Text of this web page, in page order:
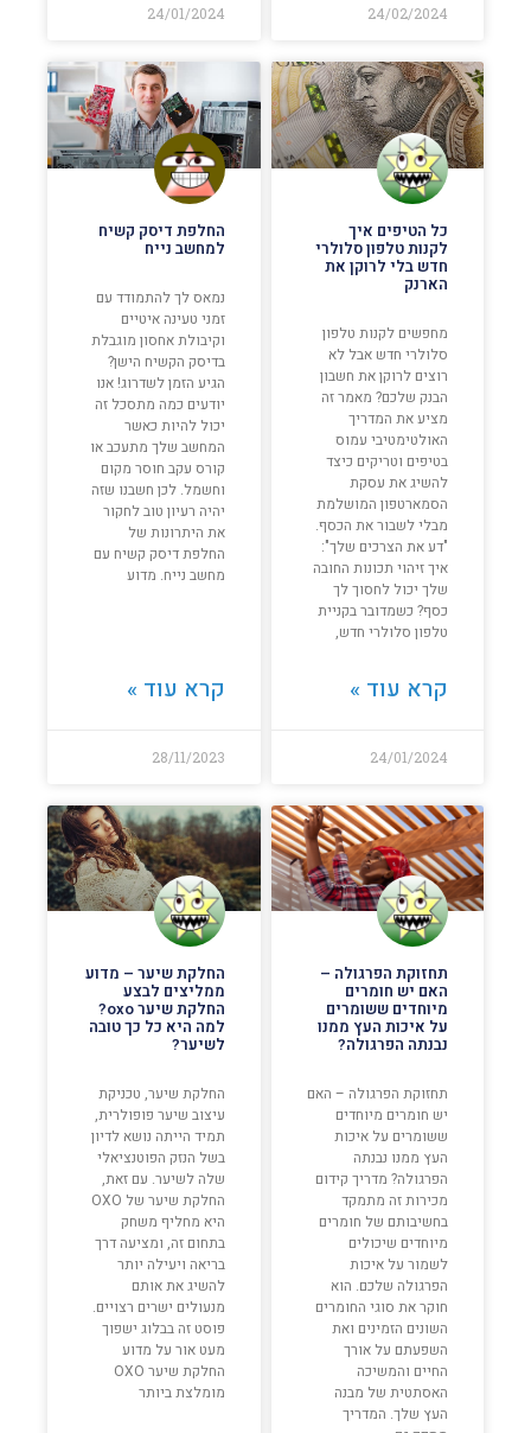
24/02/2024
24/01/2024
כל הטיפים איך
לקנות טלפון סלולרי
חדש בלי לרוקן את
הארנק
מחפשים לקנות טלפון
סלולרי חדש אבל לא
רוצים לרוקן את חשבון
הבנק שלכם? מאמר זה
מציע את המדריך
האולטימטיבי עמוס
בטיפים וטריקים כיצד
להשיג את עסקת
הסמארטפון המושלמת
מבלי לשבור את הכסף.
"דע את הצרכים שלך":
איך זיהוי תכונות החובה
שלך יכול לחסוך לך
כסף? כשמדובר בקניית
טלפון סלולרי חדש,
קרא עוד »
24/01/2024
החלפת דיסק קשיח
למחשב נייח
נמאס לך להתמודד עם
זמני טעינה איטיים
וקיבולת אחסון מוגבלת
בדיסק הקשיח הישן?
הגיע הזמן לשדרוג! אנו
יודעים כמה מתסכל זה
יכול להיות כאשר
המחשב שלך מתעכב או
קורס עקב חוסר מקום
וחשמל. לכן חשבנו שזה
יהיה רעיון טוב לחקור
את היתרונות של
החלפת דיסק קשיח עם
מחשב נייח. מדוע
קרא עוד »
28/11/2023
תחזוקת הפרגולה –
האם יש חומרים
מיוחדים ששומרים
על איכות העץ ממנו
נבנתה הפרגולה?
תחזוקת הפרגולה – האם
יש חומרים מיוחדים
ששומרים על איכות
העץ ממנו נבנתה
הפרגולה? מדריך קידום
מכירות זה מתמקד
בחשיבותם של חומרים
מיוחדים שיכולים
לשמור על איכות
הפרגולה שלכם. הוא
חוקר את סוגי החומרים
השונים הזמינים ואת
השפעתם על אורך
החיים והמשיכה
האסתטית של מבנה
העץ שלך. המדריך
החלקת שיער – מדוע
ממליצים לבצע
החלקת שיער oxo?
למה היא כל כך טובה
לשיער?
החלקת שיער, טכניקת
עיצוב שיער פופולרית,
תמיד הייתה נושא לדיון
בשל הנזק הפוטנציאלי
שלה לשיער. עם זאת,
החלקת שיער של OXO
היא מחליף משחק
בתחום זה, ומציעה דרך
בריאה ויעילה יותר
להשיג את אותם
מנעולים ישרים רצויים.
פוסט זה בבלוג ישפוך
מעט אור על מדוע
החלקת שיער OXO
מומלצת ביותר